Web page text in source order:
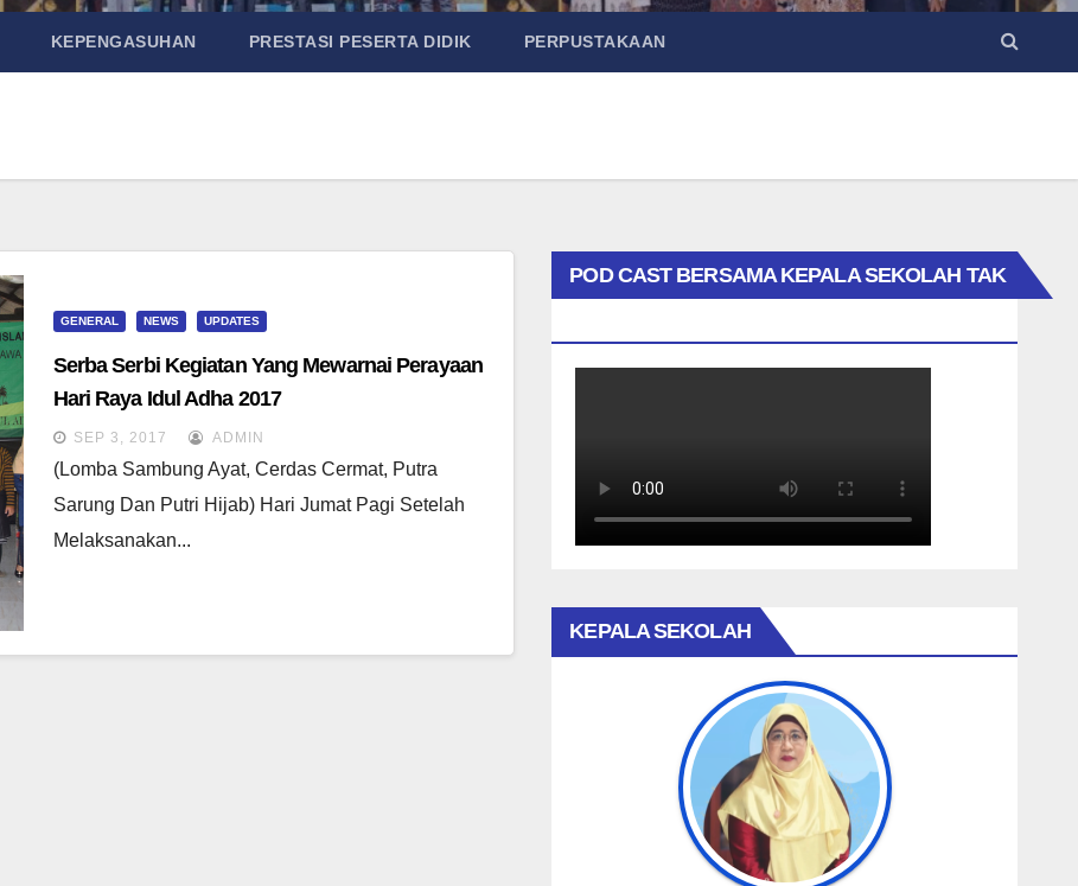
KEPENGASUHAN PRESTASI PESERTA DIDIK PERPUSTAKAAN
GENERAL NEWS UPDATES
Serba Serbi Kegiatan Yang Mewarnai Perayaan
Hari Raya Idul Adha 2017
SEP 3, 2017 ADMIN
(Lomba Sambung Ayat, Cerdas Cermat, Putra
Sarung Dan Putri Hijab) Hari Jumat Pagi Setelah
Melaksanakan...
POD CAST BERSAMA KEPALA SEKOLAH TAK
KEPALA SEKOLAH